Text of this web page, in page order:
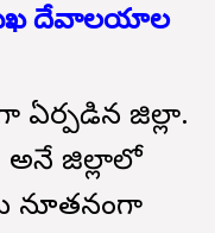
దేవాలయాల
ఏర్పడిన జిల్లా.
అనే జిల్లాలో
నూతనంగా